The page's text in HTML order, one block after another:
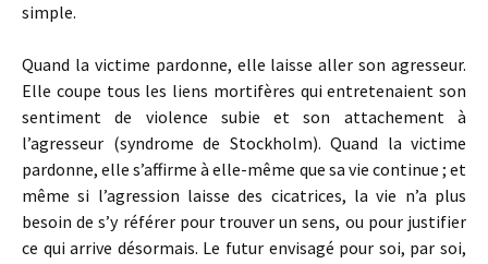
simple.
Quand la victime pardonne, elle laisse aller son agresseur.
Elle coupe tous les liens mortifères qui entretenaient son
sentiment de violence subie et son attachement à
l’agresseur (syndrome de Stockholm). Quand la victime
pardonne, elle s’affirme à elle-même que sa vie continue ; et
même si l’agression laisse des cicatrices, la vie n’a plus
besoin de s’y référer pour trouver un sens, ou pour justifier
ce qui arrive désormais. Le futur envisagé pour soi, par soi,